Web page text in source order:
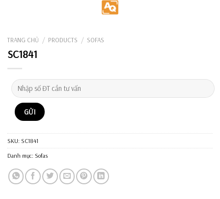
TRANG CHỦ / PRODUCTS / SOFAS
SC1841
SKU: SC1841
Danh mục: Sofas